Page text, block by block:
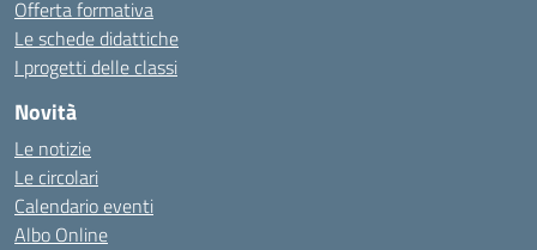
Offerta formativa
Le schede didattiche
I progetti delle classi
Novità
Le notizie
Le circolari
Calendario eventi
Albo Online